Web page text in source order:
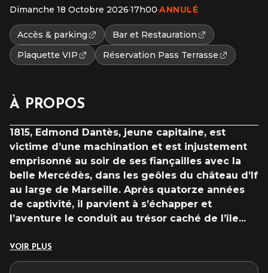
Dimanche 18 Octobre 2026·17h00·ANNULÉ
Accès & parking
Bar et Restauration
Plaquette VIP
Réservation Pass Terrasse
À PROPOS
1815, Edmond Dantès, jeune capitaine, est
victime d’une machination et est injustement
emprisonné au soir de ses fiançailles avec la
belle Mercédès, dans les geôles du château d’If
au large de Marseille. Après quatorze années
de captivité, il parvient à s’échapper et
l’aventure le conduit au trésor caché de l’île...
VOIR PLUS